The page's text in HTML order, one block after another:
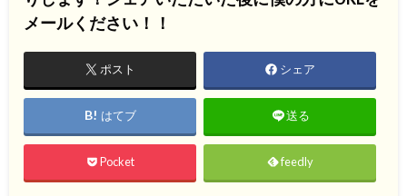
メールください！！
ポスト シェア
はてブ 送る
Pocket feedly